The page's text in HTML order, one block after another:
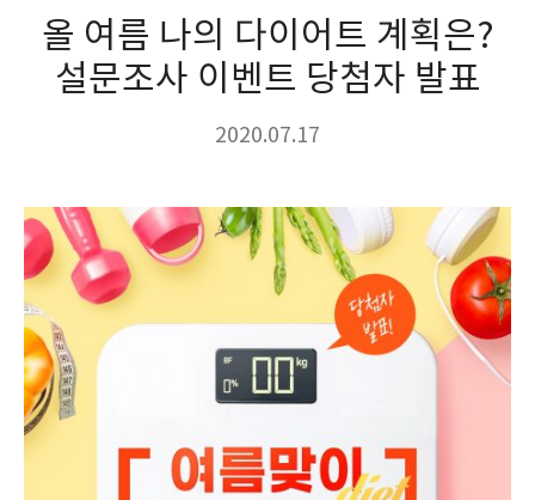
올 여름 나의 다이어트 계획은?
설문조사 이벤트 당첨자 발표
2020.07.17